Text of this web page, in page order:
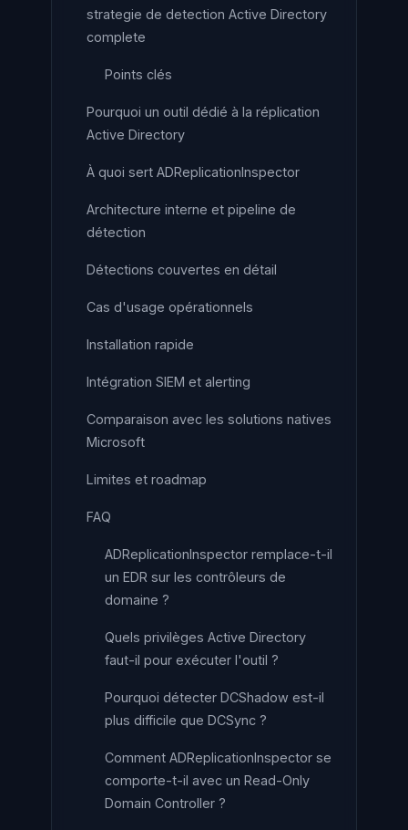
strategie de detection Active Directory
complete
Points clés
Pourquoi un outil dédié à la réplication
Active Directory
À quoi sert ADReplicationInspector
Architecture interne et pipeline de
détection
Détections couvertes en détail
Cas d'usage opérationnels
Installation rapide
Intégration SIEM et alerting
Comparaison avec les solutions natives
Microsoft
Limites et roadmap
FAQ
ADReplicationInspector remplace-t-il
un EDR sur les contrôleurs de
domaine ?
Quels privilèges Active Directory
faut-il pour exécuter l'outil ?
Pourquoi détecter DCShadow est-il
plus difficile que DCSync ?
Comment ADReplicationInspector se
comporte-t-il avec un Read-Only
Domain Controller ?